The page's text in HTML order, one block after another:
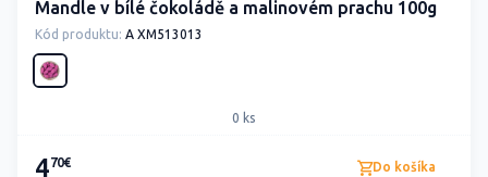
Mandle v bílé čokoládě a malinovém prachu 100g
Kód produktu: A XM513013
0 ks
470€ Do košíka